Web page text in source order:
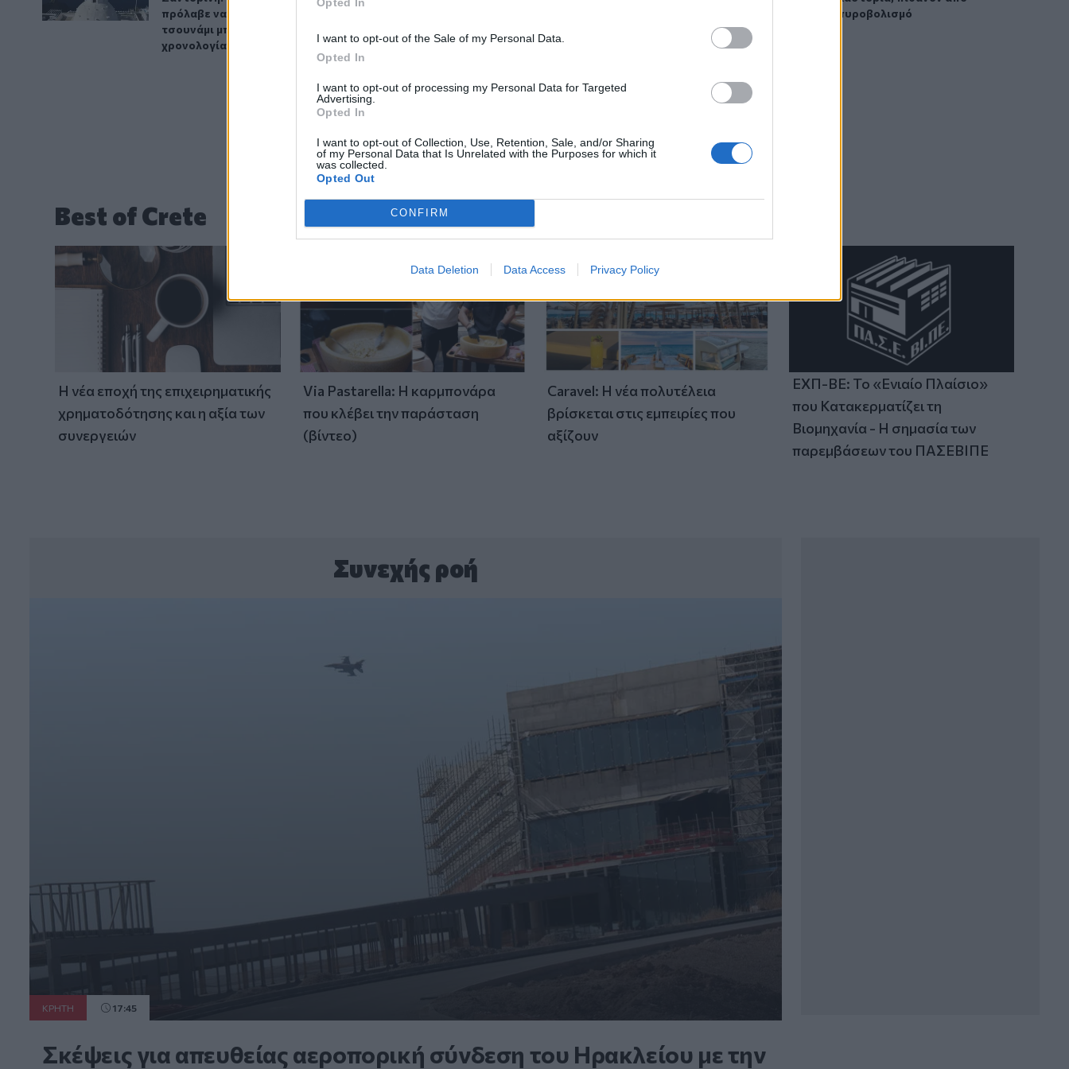
I want to opt-out of the Sale of my Personal Data.
Opted In
I want to opt-out of processing my Personal Data for Targeted
Advertising.
Opted In
I want to opt-out of Collection, Use, Retention, Sale, and/or Sharing
of my Personal Data that Is Unrelated with the Purposes for which it
was collected.
Opted Out
CONFIRM
Data Deletion Data Access Privacy Policy
Όλες οι προϋποθέσεις
Φωτιά στη Βοιωτία: Η δραματική
επιχείρηση διάσωσης πολιτών μέσω
θαλάσσης από την Πυροσβεστική
πρόλαβε να ξεφύγει από το
τσουνάμι μπορεί ν' αλλάξει τη
χρονολογία της μεγάλης έκρηξης
πυροβολισμό
Best of Crete
Η νέα εποχή της επιχειρηματικής
χρηματοδότησης και η αξία των
συνεργειών
Via Pastarella: Η καρμπονάρα
που κλέβει την παράσταση
(βίντεο)
Caravel: Η νέα πολυτέλεια
βρίσκεται στις εμπειρίες που
αξίζουν
ΕΧΠ-ΒΕ: Το «Ενιαίο Πλαίσιο»
που Κατακερματίζει τη
Βιομηχανία - Η σημασία των
παρεμβάσεων του ΠΑΣΕΒΙΠΕ
Συνεχής ροή
ΚΡΗΤΗ 17:45
Σκέψεις για απευθείας αεροπορική σύνδεση του Ηρακλείου με την